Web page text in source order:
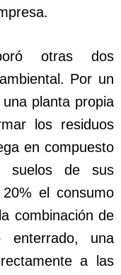
otras dos
Por un
planta propia
los residuos
en compuesto
suelos de sus
el consumo
combinación de
una
a las